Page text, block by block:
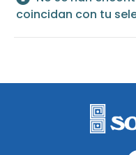
coincidan con tu